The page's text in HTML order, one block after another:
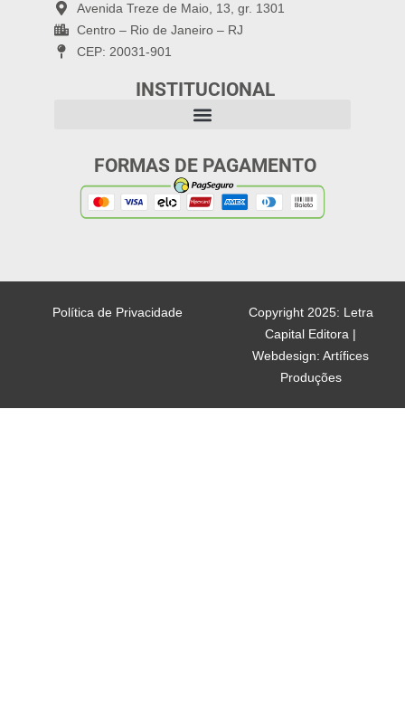
Avenida Treze de Maio, 13, gr. 1301
Centro – Rio de Janeiro – RJ
CEP: 20031-901
INSTITUCIONAL
FORMAS DE PAGAMENTO
Copyright 2025: Letra
Capital Editora |
Webdesign: Artífices
Produções
Política de Privacidade